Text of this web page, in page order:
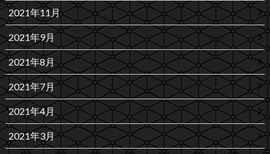
2021年11月
2021年9月
2021年8月
2021年7月
2021年4月
2021年3月